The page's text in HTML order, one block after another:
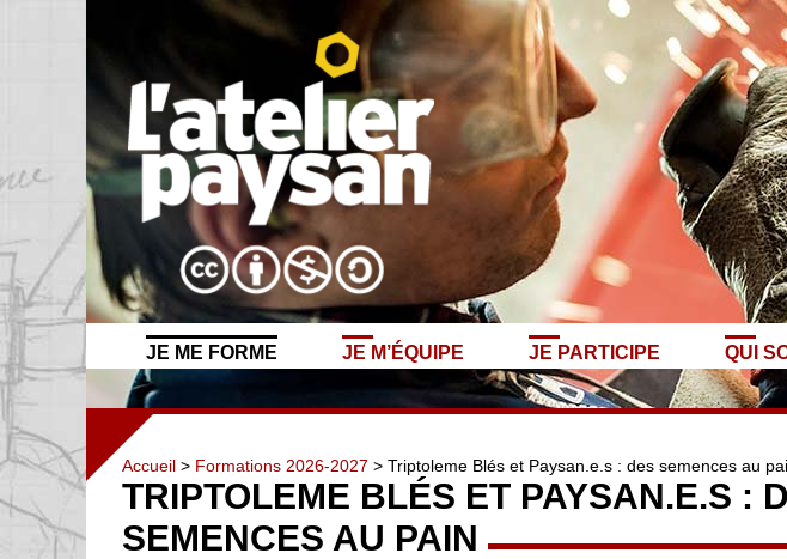
JE ME FORME JE M’ÉQUIPE JE PARTICIPE QUI
Accueil > Formations 2026-2027 > Triptoleme Blés et Paysan.e.s : des semences au
TRIPTOLEME BLÉS ET PAYSAN.E.S :
SEMENCES AU PAIN